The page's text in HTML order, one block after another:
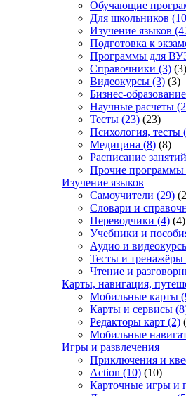
Обучающие
Для школьников
Изучение языков
Подготовка к
Программы для
Справочники (3) (3)
Видеокурсы (3) (3)
Бизнес-образование
Научные расчеты
Тесты (23) (23)
Психология, тесты
Медицина (8) (8)
Расписание занятий
Прочие программы
Изучение языков
Самоучители (29)
Словари и
Переводчики (4) (4)
Учебники и
Аудио и
Тесты и тренажёры
Чтение и
Карты, навигация,
Мобильные карты
Карты и сервисы
Редакторы карт (2)
Мобильные
Игры и развлечения
Приключения и
Action (10) (10)
Карточные игры и